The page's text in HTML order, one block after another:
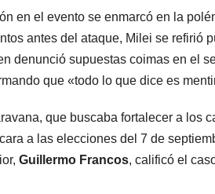
en el evento se enmarcó en la
antes del ataque, Milei se refirió
denunció supuestas coimas en el
que «todo lo que dice es
que buscaba fortalecer a los
a las elecciones del 7 de
Guillermo Francos, calificó el